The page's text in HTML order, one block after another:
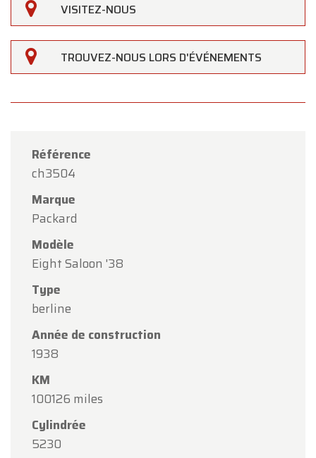
VISITEZ-NOUS
TROUVEZ-NOUS LORS D'ÉVÉNEMENTS
Référence
ch3504
Marque
Packard
Modèle
Eight Saloon '38
Type
berline
Année de construction
1938
KM
100126 miles
Cylindrée
5230
Oldtimerfarm
Oldtimerfarm sera
Notre showroom sera
horaires habituels.